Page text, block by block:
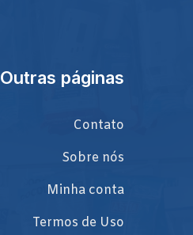
Outras páginas
Contato
Sobre nós
Minha conta
Termos de Uso